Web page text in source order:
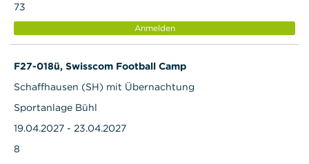
73
Anmelden
F27-018ü, Swisscom Football Camp
Schaffhausen (SH) mit Übernachtung
Sportanlage Bühl
19.04.2027 - 23.04.2027
8